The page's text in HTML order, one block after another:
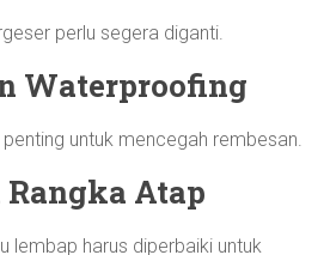
perlu segera diganti.
Waterproofing
untuk mencegah rembesan.
Atap
lembap harus diperbaiki untuk